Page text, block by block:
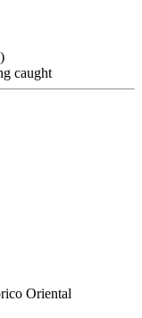
caught
Oriental